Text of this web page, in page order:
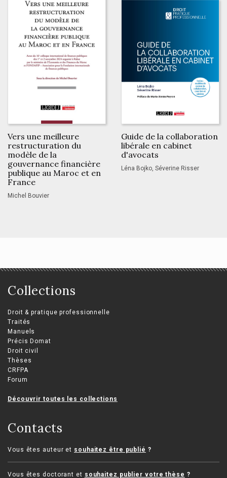
Vers une meilleure
restructuration du
modèle de la
gouvernance financière
publique au Maroc et en
France
Michel Bouvier
Guide de la collaboration
libérale en cabinet
d'avocats
Léna Bojko, Séverine Risser
Collections
Droit & pratique professionnelle
Traités
Manuels
Précis Domat
Droit civil
Thèses
CRFPA
Forum
Découvrir toutes les collections
Contacts
Vous êtes auteur et souhaitez être publié ?
Vous êtes doctorant et souhaitez publier votre thèse ?